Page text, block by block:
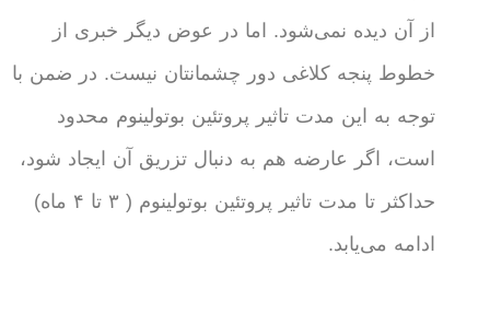
از آن دیده نمی‌شود. اما در عوض دیگر خبری از
خطوط پنجه کلاغی دور چشمانتان نیست. در ضمن با
توجه به این مدت تاثیر پروتئین بوتولینوم محدود
است، اگر عارضه هم به دنبال تزریق آن ایجاد شود،
حداکثر تا مدت تاثیر پروتئین بوتولینوم ( ۳ تا ۴ ماه)
ادامه می‌یابد.